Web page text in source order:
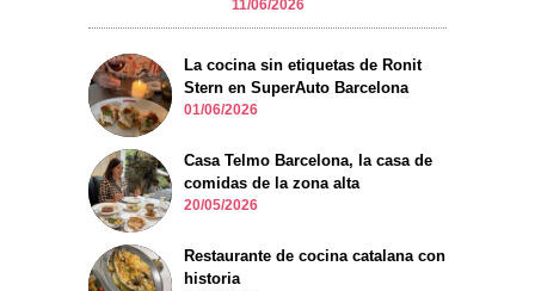
11/06/2026
La cocina sin etiquetas de Ronit
Stern en SuperAuto Barcelona
01/06/2026
Casa Telmo Barcelona, la casa de
comidas de la zona alta
20/05/2026
Restaurante de cocina catalana con
historia
personalizados.